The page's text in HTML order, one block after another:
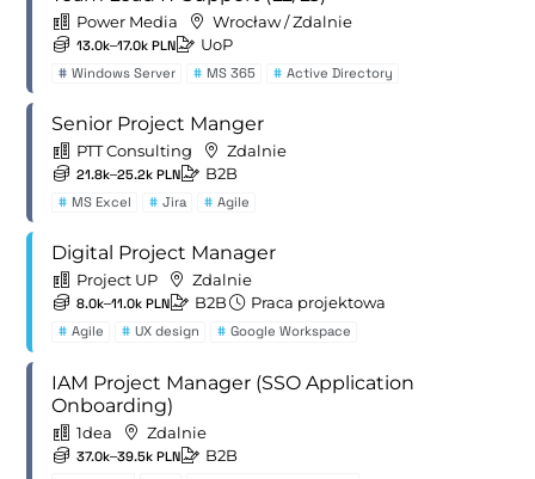
Power Media Wrocław / Zdalnie
13.0k–17.0k PLN UoP
# Windows Server # MS 365 # Active Directory
Senior Project Manger
PTT Consulting Zdalnie
21.8k–25.2k PLN B2B
# MS Excel # Jira # Agile
Digital Project Manager
Project UP Zdalnie
8.0k–11.0k PLN B2B Praca projektowa
# Agile # UX design # Google Workspace
IAM Project Manager (SSO Application
Onboarding)
1dea Zdalnie
37.0k–39.5k PLN B2B